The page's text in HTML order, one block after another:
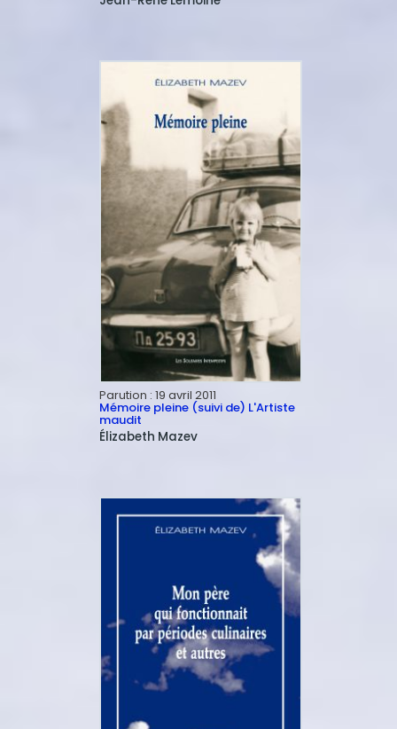
Parution : 19 avril 2011
Mémoire pleine (suivi de) L'Artiste
maudit
Élizabeth Mazev